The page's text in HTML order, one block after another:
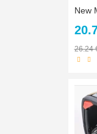
26.24